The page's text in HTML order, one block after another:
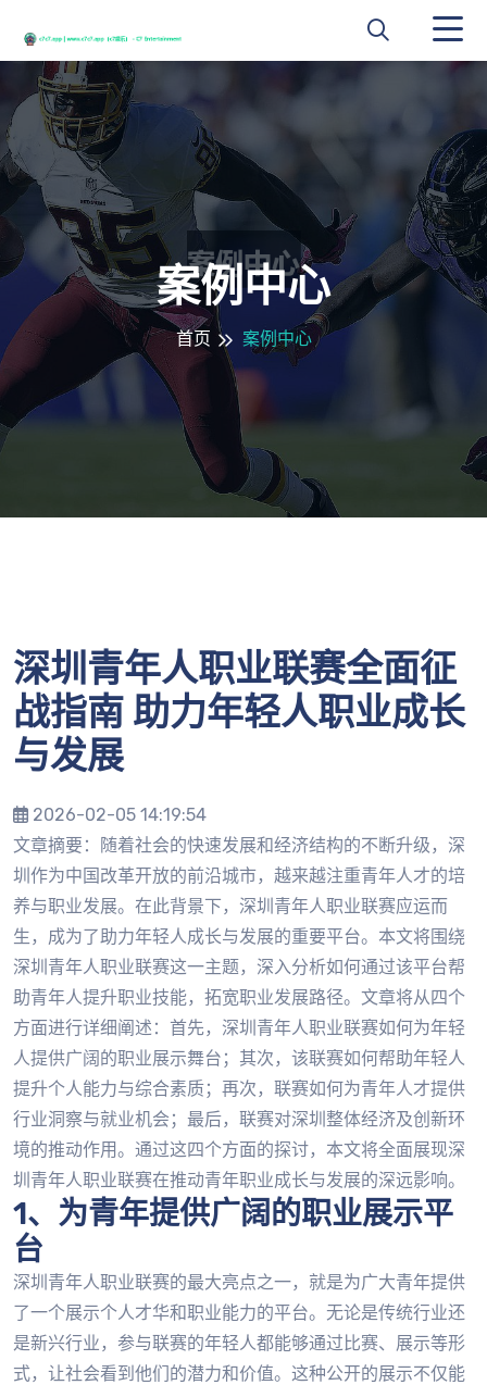
案例中心
首页 案例中心
深圳青年人职业联赛全面征
战指南 助力年轻人职业成长
与发展
2026-02-05 14:19:54
文章摘要：随着社会的快速发展和经济结构的不断升级，深
圳作为中国改革开放的前沿城市，越来越注重青年人才的培
养与职业发展。在此背景下，深圳青年人职业联赛应运而
生，成为了助力年轻人成长与发展的重要平台。本文将围绕
深圳青年人职业联赛这一主题，深入分析如何通过该平台帮
助青年人提升职业技能，拓宽职业发展路径。文章将从四个
方面进行详细阐述：首先，深圳青年人职业联赛如何为年轻
人提供广阔的职业展示舞台；其次，该联赛如何帮助年轻人
提升个人能力与综合素质；再次，联赛如何为青年人才提供
行业洞察与就业机会；最后，联赛对深圳整体经济及创新环
境的推动作用。通过这四个方面的探讨，本文将全面展现深
圳青年人职业联赛在推动青年职业成长与发展的深远影响。
1、为青年提供广阔的职业展示平
台
深圳青年人职业联赛的最大亮点之一，就是为广大青年提供
了一个展示个人才华和职业能力的平台。无论是传统行业还
是新兴行业，参与联赛的年轻人都能够通过比赛、展示等形
式，让社会看到他们的潜力和价值。这种公开的展示不仅能